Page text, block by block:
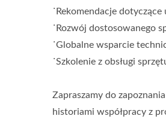
˙Rekomendacje dotyczące
˙Rozwój dostosowanego
˙Globalne wsparcie
˙Szkolenie z obsługi
Zapraszamy do
historiami współpracy z